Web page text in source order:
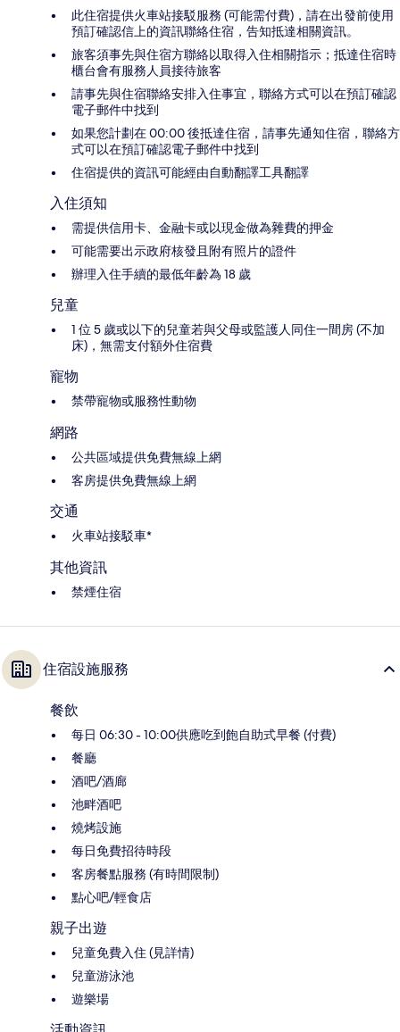
此住宿提供火車站接駁服務 (可能需付費)，請在出發前使用
預訂確認信上的資訊聯絡住宿，告知抵達相關資訊。
旅客須事先與住宿方聯絡以取得入住相關指示；抵達住宿時
櫃台會有服務人員接待旅客
請事先與住宿聯絡安排入住事宜，聯絡方式可以在預訂確認
電子郵件中找到
如果您計劃在 00:00 後抵達住宿，請事先通知住宿，聯絡方
式可以在預訂確認電子郵件中找到
住宿提供的資訊可能經由自動翻譯工具翻譯
入住須知
需提供信用卡、金融卡或以現金做為雜費的押金
可能需要出示政府核發且附有照片的證件
辦理入住手續的最低年齡為 18 歲
兒童
1 位 5 歲或以下的兒童若與父母或監護人同住一間房 (不加
床)，無需支付額外住宿費
寵物
禁帶寵物或服務性動物
網路
公共區域提供免費無線上網
客房提供免費無線上網
交通
火車站接駁車*
其他資訊
禁煙住宿
住宿設施服務
餐飲
每日 06:30 - 10:00供應吃到飽自助式早餐 (付費)
餐廳
酒吧/酒廊
池畔酒吧
燒烤設施
每日免費招待時段
客房餐點服務 (有時間限制)
點心吧/輕食店
親子出遊
兒童免費入住 (見詳情)
兒童游泳池
遊樂場